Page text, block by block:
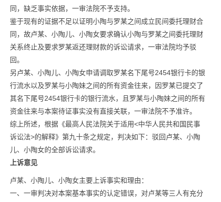
同，缺乏事实依据，一审法院不予支持。
鉴于现有的证据不足以证明小陶与罗某之间成立民间委托理财合
同，故卢某、小陶儿、小陶女要求确认小陶与罗某之间委托理财
关系终止及要求罗某返还理财款的诉讼请求，一审法院均予驳
回。
另卢某、小陶儿、小陶女申请调取罗某名下尾号2454银行卡的银
行流水以及罗某与小陶妹之间的所有资金往来，因罗某已提交了
其名下尾号2454银行卡的银行流水，且罗某与小陶妹之间的所有
资金往来与本案待证事实没有直接关联，一审法院不予准许。
综上所述，根据《最高人民法院关于适用<中华人民共和国民事
诉讼法>的解释》第九十条之规定，判决如下：驳回卢某、小陶
儿、小陶女的全部诉讼请求。
上诉意见
卢某、小陶儿、小陶女主要上诉事实和理由：
一、一审判决对本案基本事实的认定错误，对卢某等三人有充分